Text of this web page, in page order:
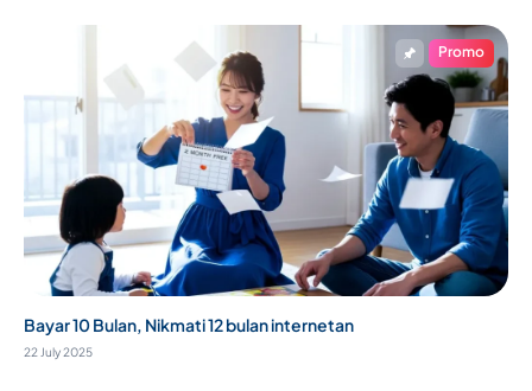
Promo
Bayar 10 Bulan, Nikmati 12 bulan internetan
22 July 2025